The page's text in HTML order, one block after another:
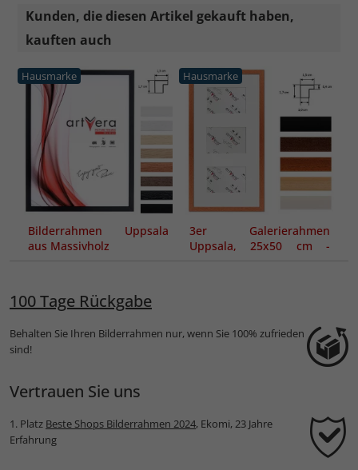
Kunden, die diesen Artikel gekauft haben,
kauften auch
Hausmarke
Bilderrahmen Uppsala
aus Massivholz
Hausmarke
3er Galerierahmen
Uppsala, 25x50 cm -
100 Tage Rückgabe
Behalten Sie Ihren Bilderrahmen nur, wenn Sie 100% zufrieden
sind!
Vertrauen Sie uns
1. Platz Beste Shops Bilderrahmen 2024, Ekomi, 23 Jahre
Erfahrung